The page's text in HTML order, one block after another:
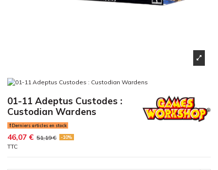
01-11 Adeptus Custodes :
Custodian Wardens
Derniers articles en stock
46,07 € 51,19 € -10%
TTC